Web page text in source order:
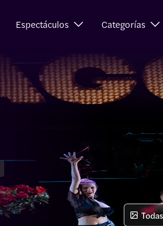
Espectáculos Categorías